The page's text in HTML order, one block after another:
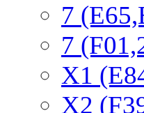
7
7
X1
Х2